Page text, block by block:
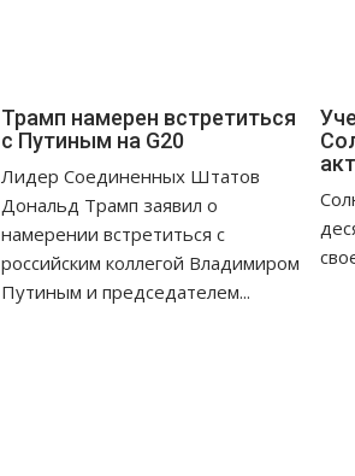
Трамп намерен встретиться
с Путиным на G20
Лидер Соединенных Штатов
Дональд Трамп заявил о
намерении встретиться с
российским коллегой Владимиром
Путиным и председателем...